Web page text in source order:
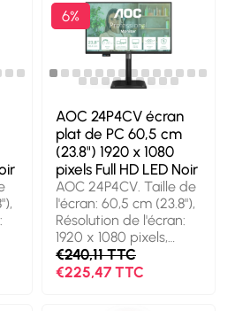
mouvement: 3200 DPI,
Quantité de boutons
programmables: 6,
Type Scroll: Roue.
Source d'alimentation:
Cable. Couleur du
produit: Noir
6%
AOC 24P4CV écran
plat de PC 60,5 cm
(23.8") 1920 x 1080
pixels Full HD LED Noir
AOC 24P4CV. Taille de
l'écran: 60,5 cm (23.8"),
Résolution de l'écran:
1920 x 1080 pixels,
Type HD: Full HD,
Technologie
€240,11 TTC
€225,47 TTC